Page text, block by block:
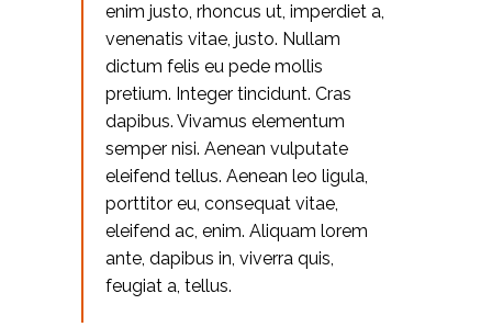
enim justo, rhoncus ut, imperdiet a,
venenatis vitae, justo. Nullam
dictum felis eu pede mollis
pretium. Integer tincidunt. Cras
dapibus. Vivamus elementum
semper nisi. Aenean vulputate
eleifend tellus. Aenean leo ligula,
porttitor eu, consequat vitae,
eleifend ac, enim. Aliquam lorem
ante, dapibus in, viverra quis,
feugiat a, tellus.